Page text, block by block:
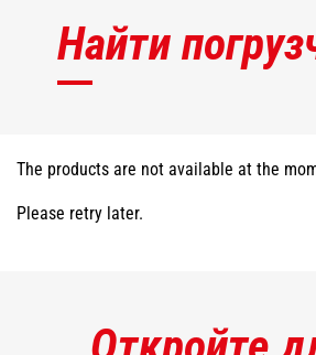
Найти
The products are not available at the
Please retry later.